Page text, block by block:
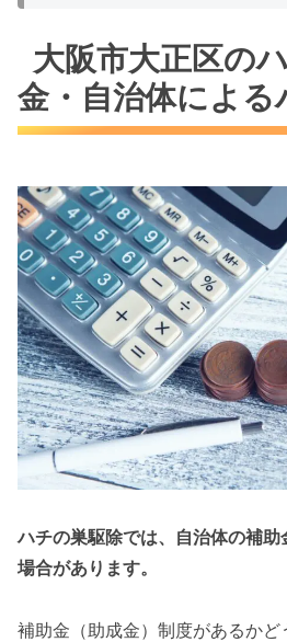
大阪市大正区の
金・自治体による
ハチの巣駆除では、自治体の補
場合があります。
補助金（助成金）制度があるか